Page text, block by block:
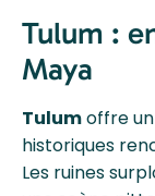
Tulum :
Maya
Tulumoffre
historiques
Les ruines